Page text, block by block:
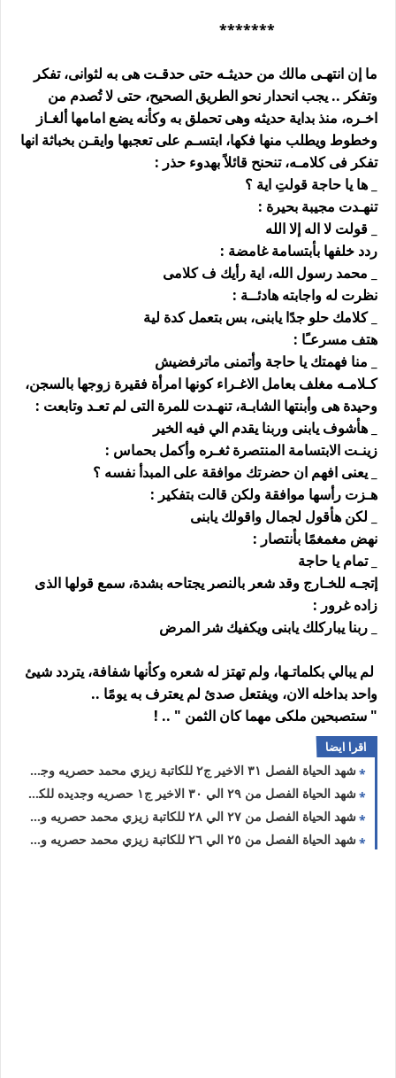
*******
ما إن انتهـى مالك من حديثـه حتى حدقـت هى به لثوانى، تفكر
وتفكر .. يجب انحدار نحو الطريق الصحيح، حتى لا تُصدم من
اخـره، منذ بداية حديثه وهى تحملق به وكأنه يضع امامها ألغـاز
وخطوط ويطلب منها فكها، ابتسـم على تعجبها وايقـن بخباثة انها
تفكر فى كلامـه، تنحنح قائلاً بهدوء حذر :
_ ها يا حاجة قولتِ اية ؟
تنهـدت مجيبة بحيرة :
_ قولت لا اله إلا الله
ردد خلفها بأبتسامة غامضة :
_ محمد رسول الله، اية رأيك ف كلامى
نظرت له واجابته هادئــة :
_ كلامك حلو جدًا يابنى، بس بتعمل كدة لية
هتف مسرعـًا :
_ منا فهمتك يا حاجة وأتمنى ماترفضيش
كـلامـه مغلف بعامل الاغـراء كونها امرأة فقيرة زوجها بالسجن،
وحيدة هى وأبنتها الشابـة، تنهـدت للمرة التى لم تعـد وتابعت :
_ هأشوف يابنى وربنا يقدم الي فيه الخير
زينـت الابتسامة المنتصرة ثغـره وأكمل بحماس :
_ يعنى افهم ان حضرتك موافقة على المبدأ نفسه ؟
هـزت رأسها موافقة ولكن قالت بتفكير :
_ لكن هأقول لجمال واقولك يابنى
نهض مغمغمًا بأنتصار :
_ تمام يا حاجة
إتجـه للخـارج وقد شعر بالنصر يجتاحه بشدة، سمع قولها الذى
زاده غرور :
_ ربنا يباركلك يابنى ويكفيك شر المرض
لم يبالي بكلماتـها، ولم تهتز له شعره وكأنها شفافة، يتردد شيئ
واحد بداخله الان، ويفتعل صدئ لم يعترف به يومًا ..
" ستصبحين ملكى مهما كان الثمن " .. !
اقرا ايضا
شهد الحياة الفصل ٣١ الاخير ج٢ للكاتبة زيزي محمد حصريه وجديده
شهد الحياة الفصل من ٢٩ الي ٣٠ الاخير ج١ حصريه وجديده للكاتبة زيزي محمد
شهد الحياة الفصل من ٢٧ الي ٢٨ للكاتبة زيزي محمد حصريه وجديده
شهد الحياة الفصل من ٢٥ الي ٢٦ للكاتبة زيزي محمد حصريه وجديده